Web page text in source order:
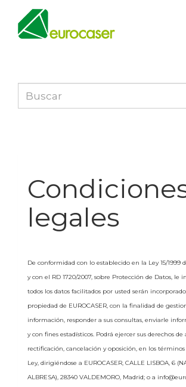
legales
De conformidad con lo establecido en la Ley 15/1999
y con el RD 1720/2007, sobre Protección de Datos, le
todos los datos facilitados por usted serán
propiedad de EUROCASER, con la finalidad de
información, responder a sus consultas, enviarle
y con fines estadísticos. Podrá ejercer sus derechos de
rectificación, cancelación y oposición, en los
Ley, dirigiéndose a EUROCASER, CALLE LISBOA, 6
ALBRESA), 28340 VALDEMORO, Madrid; o a